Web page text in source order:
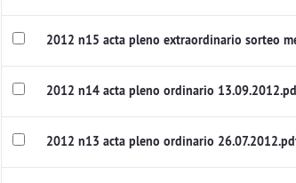
2012 n15 acta pleno extraordinario sorteo
2012 n14 acta pleno ordinario
2012 n13 acta pleno ordinario